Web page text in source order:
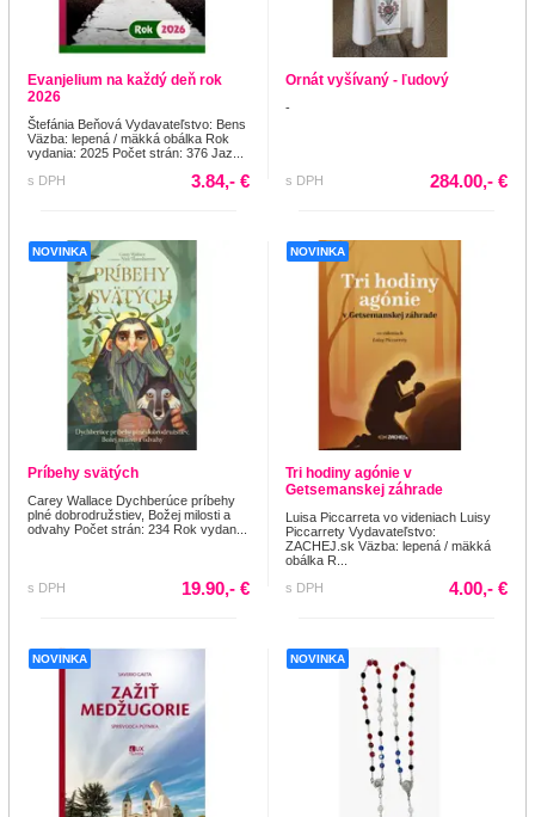
Evanjelium na každý deň rok
2026
Štefánia Beňová Vydavateľstvo: Bens
Väzba: lepená / mäkká obálka Rok
vydania: 2025 Počet strán: 376 Jaz...
s DPH
3.84,- €
Ornát vyšívaný - ľudový
-
s DPH 284.00,- €
NOVINKA
Príbehy svätých
Carey Wallace Dychberúce príbehy
plné dobrodružstiev, Božej milosti a
odvahy Počet strán: 234 Rok vydan...
s DPH 19.90,- €
NOVINKA
Tri hodiny agónie v
Getsemanskej záhrade
Luisa Piccarreta vo videniach Luisy
Piccarrety Vydavateľstvo:
ZACHEJ.sk Väzba: lepená / mäkká
obálka R...
s DPH
4.00,- €
NOVINKA NOVINKA